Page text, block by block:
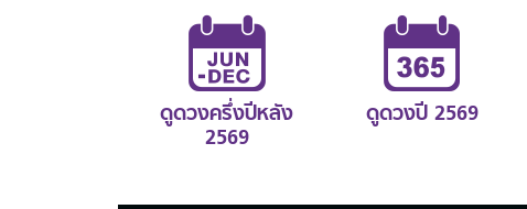
ดูดวงครึ่งปีหลัง
2569
ดูดวงปี 2569